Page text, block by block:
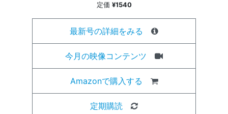
定価 ¥1540
最新号の詳細をみる
今月の映像コンテンツ
Amazonで購入する
定期購読